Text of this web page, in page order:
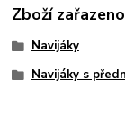
Zboží
Navijáky
Navijáky s